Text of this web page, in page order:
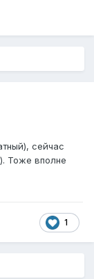
сейчас
Тоже вполне
1